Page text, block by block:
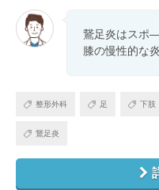
鵞足炎はスポ―
膝の慢性的な
整形外科 足 下肢
鵞足炎